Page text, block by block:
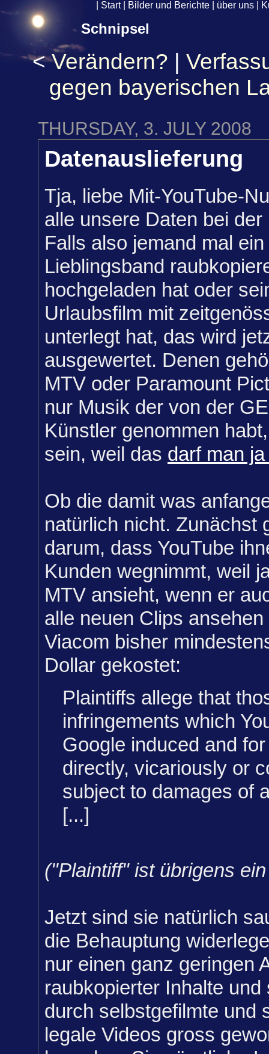
Start| Bilder und Berichte über uns
Schnipsel
< Verändern? |
gegen bayerischen
THURSDAY, 3. JULY 2008
Datenauslieferung
Tja, liebe Mit-YouTube-
alle unsere Daten bei
Falls also jemand mal
Lieblingsband
hochgeladen hat oder
Urlaubsfilm mit
unterlegt hat, das wird
ausgewertet. Denen
MTV oder Paramount
nur Musik der von der
Künstler genommen
sein, weil das darf man
Ob die damit was
natürlich nicht. Zunächst
darum, dass YouTube
Kunden wegnimmt, weil
MTV ansieht, wenn er
alle neuen Clips
Viacom bisher
Dollar gekostet:
Plaintiffs allege that
infringements which
Google induced and
directly, vicariously or
subject to damages of
[...]
("Plaintiff" ist übrigens
Jetzt sind sie natürlich
die Behauptung
nur einen ganz geringen
raubkopierter Inhalte
durch selbstgefilmte und
legale Videos gross